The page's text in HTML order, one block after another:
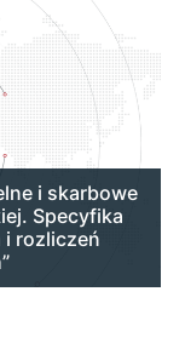
i skarbowe
Specyfika
i rozliczeń